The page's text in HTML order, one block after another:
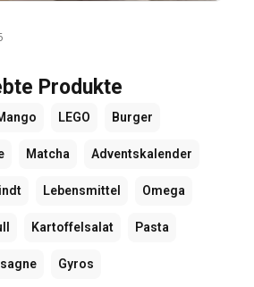
Produkte
LEGO Burger
Matcha Adventskalender
Lebensmittel Omega
Kartoffelsalat Pasta
Gyros